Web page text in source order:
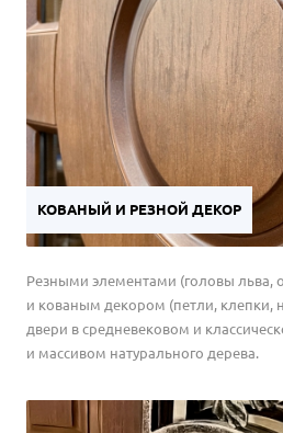
КОВАНЫЙ И РЕЗНОЙ ДЕКОР
Резными элементами (головы льва,
и кованым декором (петли, клепки,
двери в средневековом и
и массивом натурального дерева.